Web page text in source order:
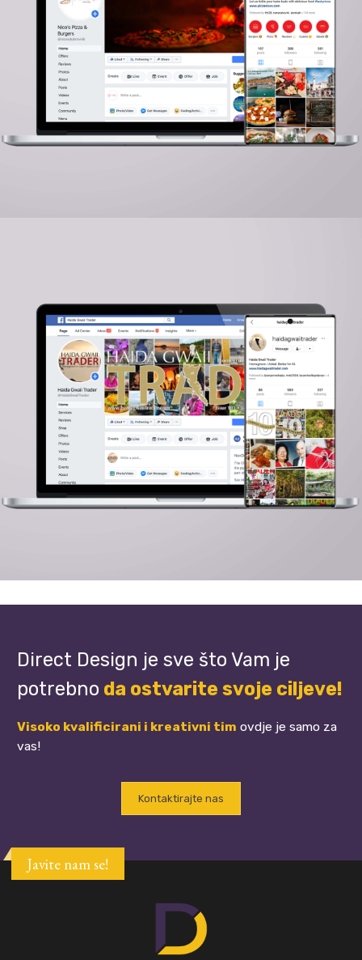
Direct Design je sve što Vam je
potrebno da ostvarite svoje ciljeve!
Visoko kvalificirani i kreativni tim ovdje je samo za
vas!
Kontaktirajte nas
Javite nam se!